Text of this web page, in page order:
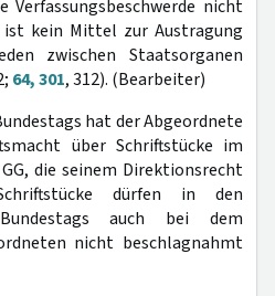
Verfassungsbeschwerde nicht
ist kein Mittel zur Austragung
zwischen Staatsorganen
64, 301, 312). (Bearbeiter)
hat der Abgeordnete
über Schriftstücke im
die seinem Direktionsrecht
dürfen in den
auch bei dem
nicht beschlagnahmt